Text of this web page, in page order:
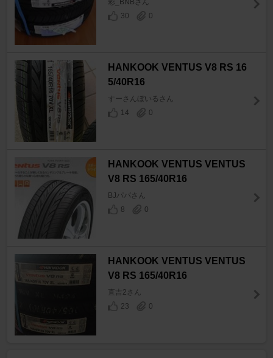
彩_BNBさん
30
0
HANKOOK VENTUS V8 RS 16
5/40R16
すーさんぼいるさん
14
0
HANKOOK VENTUS VENTUS
V8 RS 165/40R16
BJパパさん
8
0
HANKOOK VENTUS VENTUS
V8 RS 165/40R16
直吉2さん
23
0